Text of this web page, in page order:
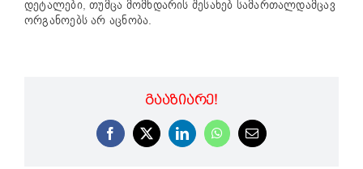
დეტალები, თუმცა მომხდარის შესახებ სამართალდამცავ
ორგანოებს არ აცნობა.
ᲒᲐᲐᲖᲘᲐᲠᲔ!
Facebook
X LinkedInWhatsApp
Email